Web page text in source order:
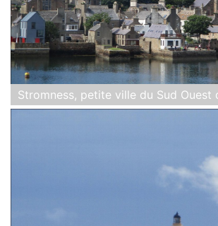
Stromness, petite ville du Sud Ouest